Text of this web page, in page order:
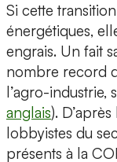
Si cette
énergétiques,
engrais. Un fait
nombre record
l’agro-industrie,
anglais).
lobbyistes du
présents à la